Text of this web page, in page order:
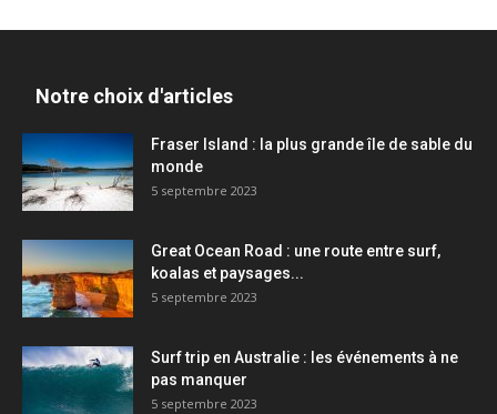
Notre choix d'articles
Fraser Island : la plus grande île de sable du
monde
5 septembre 2023
Great Ocean Road : une route entre surf,
koalas et paysages...
5 septembre 2023
Surf trip en Australie : les événements à ne
pas manquer
5 septembre 2023